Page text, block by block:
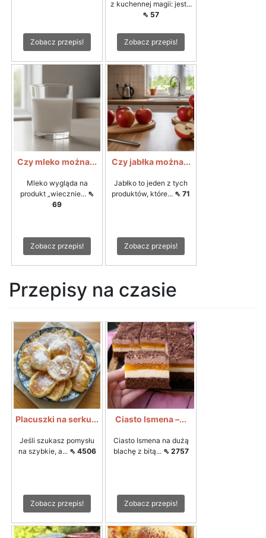
Zobacz przepis!
z kuchennej magii: jest...
⇖ 57
Zobacz przepis!
Czy mleko można...
Mleko wygląda na
produkt „wiecznie... ⇖
69
Zobacz przepis!
Czy jabłka można...
Jabłko to jeden z tych
produktów, które... ⇖ 71
Zobacz przepis!
Przepisy na czasie
Placuszki na serku...
Jeśli szukasz pomysłu
na szybkie, a... ⇖ 4506
Zobacz przepis!
Ciasto Ismena –...
Ciasto Ismena na dużą
blachę z bitą... ⇖ 2757
Zobacz przepis!